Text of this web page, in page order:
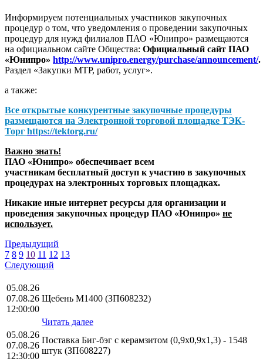
Информируем потенциальных участников закупочных
процедур о том, что уведомления о проведении закупочных
процедур для нужд филиалов ПАО «Юнипро» размещаются
на официальном сайте Общества: Официальный сайт ПАО
«Юнипро» http://www.unipro.energy/purchase/announcement/.
Раздел «Закупки МТР, работ, услуг».
а также:
Все открытые конкурентные закупочные процедуры
размещаются на Электронной торговой площадке ТЭК-
Торг https://tektorg.ru/
Важно знать!
ПАО «Юнипро» обеспечивает всем
участникам бесплатный доступ к участию в закупочных
процедурах на электронных торговых площадках.
Никакие иные интернет ресурсы для организации и
проведения закупочных процедур ПАО «Юнипро» не
использует.
Предыдущий
7 8 9 10 11 12 13
Следующий
05.08.26
07.08.26
12:00:00
Щебень М1400 (ЗП608232)
Читать далее
05.08.26
07.08.26
12:30:00
Поставка Биг-бэг с керамзитом (0,9х0,9х1,3) - 1548
штук (ЗП608227)